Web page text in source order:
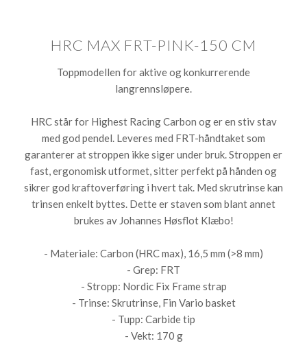
HRC MAX FRT-PINK-150 CM
Toppmodellen for aktive og konkurrerende
langrennsløpere.
HRC står for Highest Racing Carbon og er en stiv stav
med god pendel. Leveres med FRT-håndtaket som
garanterer at stroppen ikke siger under bruk. Stroppen er
fast, ergonomisk utformet, sitter perfekt på hånden og
sikrer god kraftoverføring i hvert tak. Med skrutrinse kan
trinsen enkelt byttes. Dette er staven som blant annet
brukes av Johannes Høsflot Klæbo!
- Materiale: Carbon (HRC max), 16,5 mm (>8 mm)
- Grep: FRT
- Stropp: Nordic Fix Frame strap
- Trinse: Skrutrinse, Fin Vario basket
- Tupp: Carbide tip
- Vekt: 170 g